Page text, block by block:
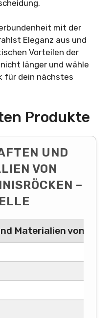
mit der
Eleganz aus und
Vorteilen der
länger und wähle
für dein nächstes
Produkte
UND
VON
– T
Materialien von